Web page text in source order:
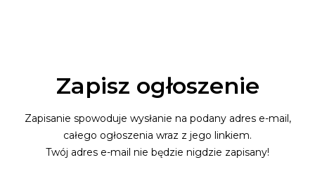
Zapisz ogłoszenie
Zapisanie spowoduje wysłanie na podany adres e-mail,
całego ogłoszenia wraz z jego linkiem.
Twój adres e-mail nie będzie nigdzie zapisany!